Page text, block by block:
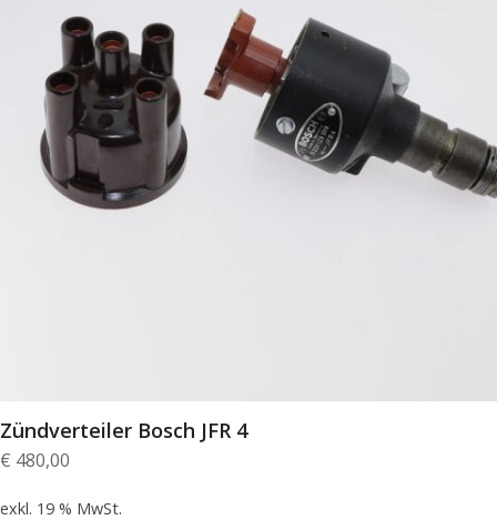
Zündverteiler Bosch JFR 4
€ 480,00
exkl. 19 % MwSt.